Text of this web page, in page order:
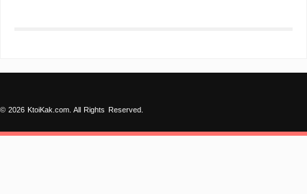
© 2026 KtoiKak.com. All Rights Reserved.